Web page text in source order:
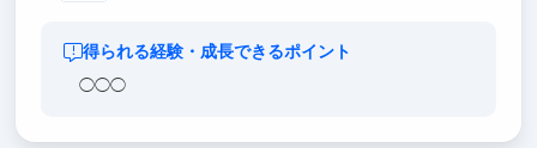
得られる経験・成長できるポイント
◯◯◯